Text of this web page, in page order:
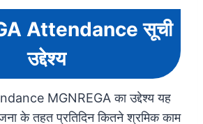
Attendance सूची
उद्देश्य
MGNREGA का उद्देश्य यह
के तहत प्रतिदिन कितने श्रमिक काम